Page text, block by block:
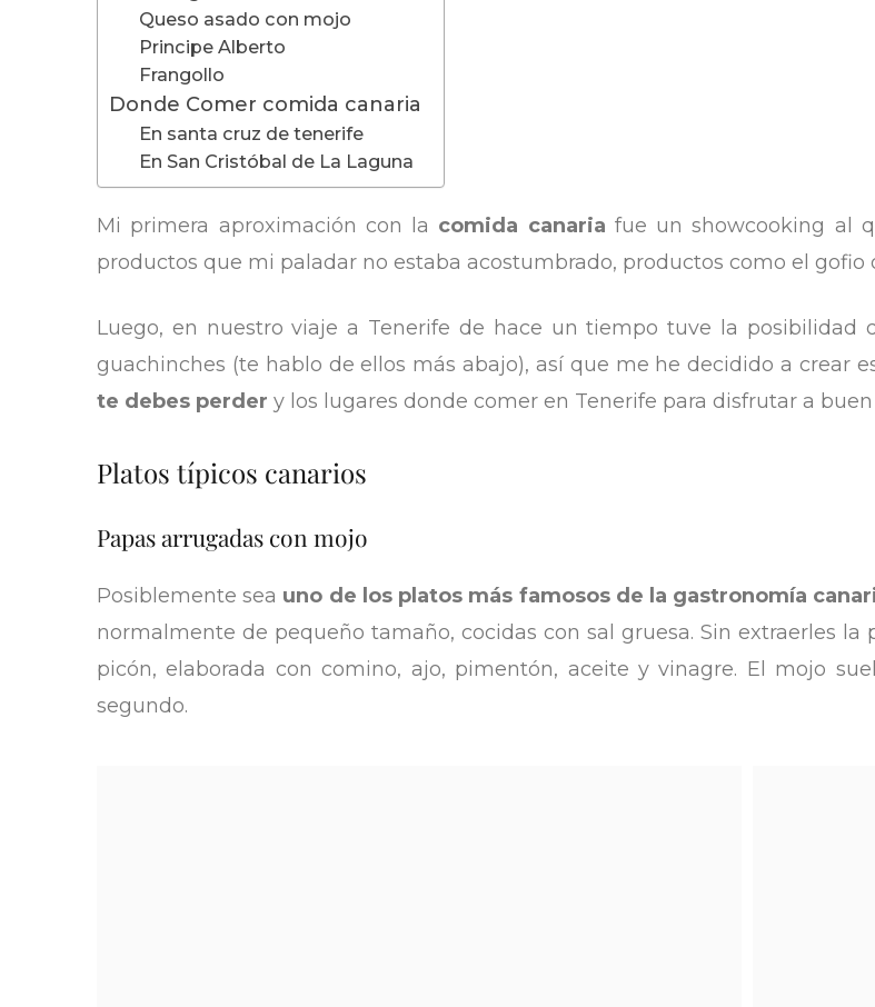
Queso asado con mojo
Principe Alberto
Frangollo
Donde Comer comida canaria
En santa cruz de tenerife
En San Cristóbal de La Laguna
Mi primera aproximación con la comida canaria fue un showcooking al
productos que mi paladar no estaba acostumbrado, productos como el gofio
Luego, en nuestro viaje a Tenerife de hace un tiempo tuve la posibilidad
guachinches (te hablo de ellos más abajo), así que me he decidido a crear
te debes perder y los lugares donde comer en Tenerife para disfrutar a buen
Platos típicos canarios
Papas arrugadas con mojo
Posiblemente sea uno de los platos más famosos de la gastronomía
normalmente de pequeño tamaño, cocidas con sal gruesa. Sin extraerles
picón, elaborada con comino, ajo, pimentón, aceite y vinagre. El mojo
segundo.